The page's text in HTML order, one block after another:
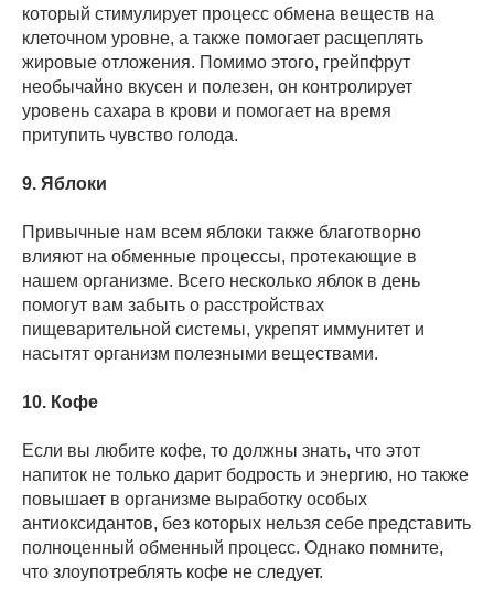
который стимулирует процесс обмена веществ на
клеточном уровне, а также помогает расщеплять
жировые отложения. Помимо этого, грейпфрут
необычайно вкусен и полезен, он контролирует
уровень сахара в крови и помогает на время
притупить чувство голода.
9. Яблоки
Привычные нам всем яблоки также благотворно
влияют на обменные процессы, протекающие в
нашем организме. Всего несколько яблок в день
помогут вам забыть о расстройствах
пищеварительной системы, укрепят иммунитет и
насытят организм полезными веществами.
10. Кофе
Если вы любите кофе, то должны знать, что этот
напиток не только дарит бодрость и энергию, но также
повышает в организме выработку особых
антиоксидантов, без которых нельзя себе представить
полноценный обменный процесс. Однако помните,
что злоупотреблять кофе не следует.